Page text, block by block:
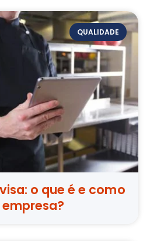
QUALIDADE
o que é e como